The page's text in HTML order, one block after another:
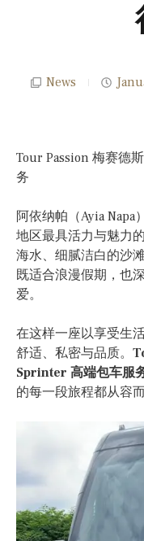
News
Tour Passion 梅赛德
务
阿依纳帕（Ayia
地区最具活力与魅力
海水、细腻洁白的沙
既适合浪漫假期，也
爱。
在这样一座以享受生
舒适、私密与品质。
Sprinter 高端包车服
的每一段旅程都从容而